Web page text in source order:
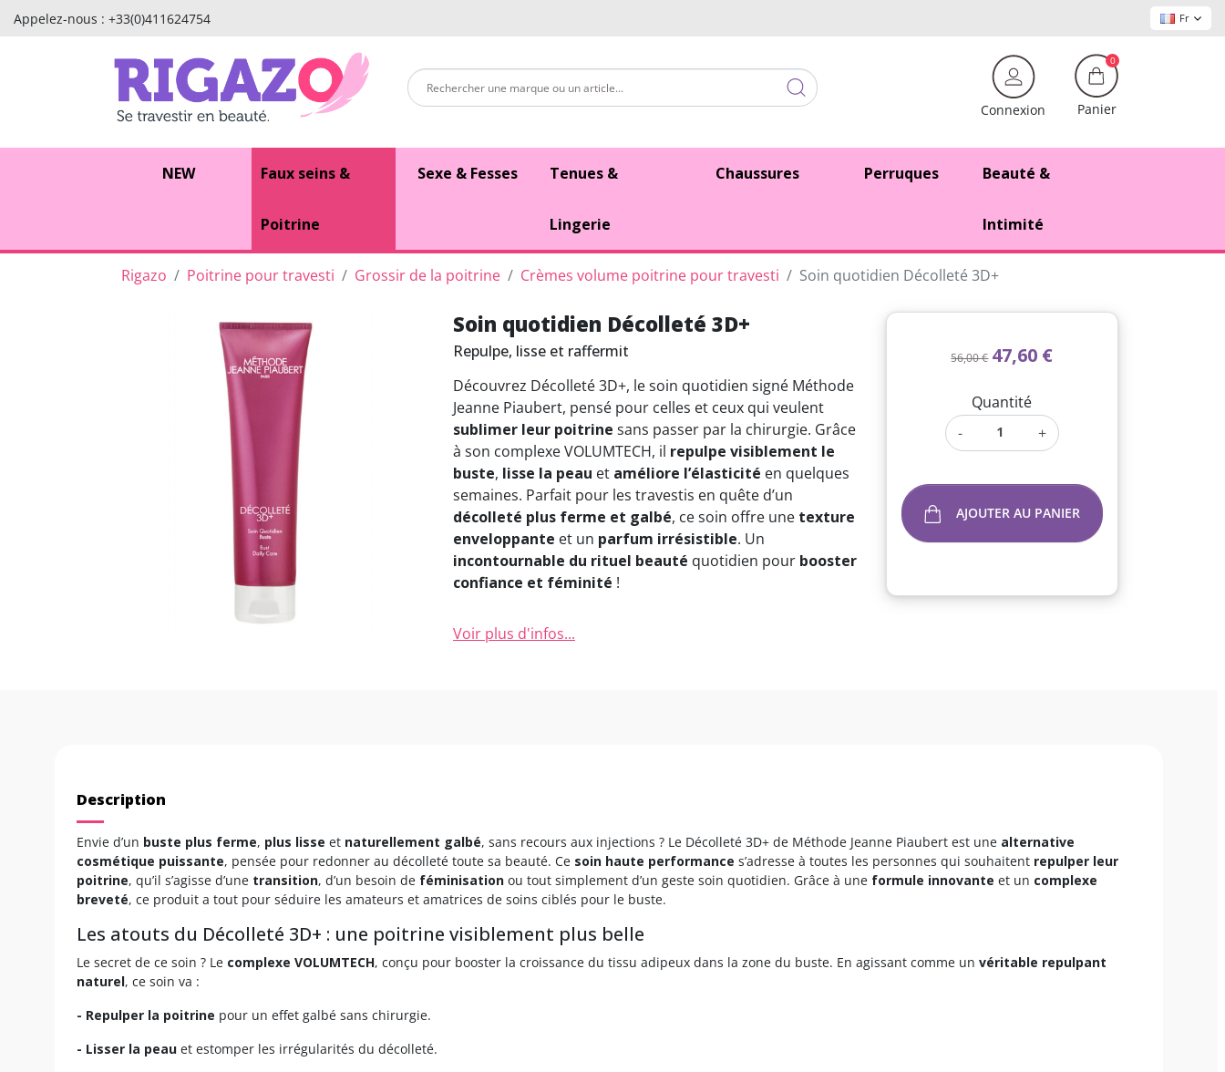
Appelez-nous : +33(0)411624754 Fr
Connexion
0
Panier
NEW Faux seins &
Poitrine
Sexe & Fesses Tenues &
Lingerie
Chaussures Perruques Beauté &
Intimité
Rigazo Poitrine pour travesti Grossir de la poitrine Crèmes volume poitrine pour travesti Soin quotidien Décolleté 3D+
Soin quotidien Décolleté 3D+
Repulpe, lisse et raffermit
Découvrez Décolleté 3D+, le soin quotidien signé Méthode
Jeanne Piaubert, pensé pour celles et ceux qui veulent
sublimer leur poitrine sans passer par la chirurgie. Grâce
à son complexe VOLUMTECH, il repulpe visiblement le
buste, lisse la peau et améliore l’élasticité en quelques
semaines. Parfait pour les travestis en quête d’un
décolleté plus ferme et galbé, ce soin offre une texture
enveloppante et un parfum irrésistible. Un
incontournable du rituel beauté quotidien pour booster
confiance et féminité !
Voir plus d'infos...
56,00 € 47,60 €
Quantité
-
+
AJOUTER AU PANIER
Description
Envie d’un buste plus ferme, plus lisse et naturellement galbé, sans recours aux injections ? Le Décolleté 3D+ de Méthode Jeanne Piaubert est une alternative
cosmétique puissante, pensée pour redonner au décolleté toute sa beauté. Ce soin haute performance s’adresse à toutes les personnes qui souhaitent repulper leur
poitrine, qu’il s’agisse d’une transition, d’un besoin de féminisation ou tout simplement d’un geste soin quotidien. Grâce à une formule innovante et un complexe
breveté, ce produit a tout pour séduire les amateurs et amatrices de soins ciblés pour le buste.
Les atouts du Décolleté 3D+ : une poitrine visiblement plus belle
Le secret de ce soin ? Le complexe VOLUMTECH, conçu pour booster la croissance du tissu adipeux dans la zone du buste. En agissant comme un véritable repulpant
naturel, ce soin va :
- Repulper la poitrine pour un effet galbé sans chirurgie.
- Lisser la peau et estomper les irrégularités du décolleté.